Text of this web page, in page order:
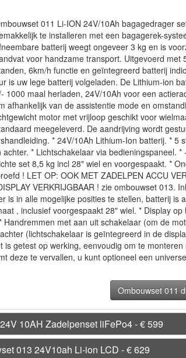
011 Li-ION 24V/10Ah bagagedrager
te installeren met een bagagerek-
batterij weegt ongeveer 3 kg en is
voor handzame transport. Uitgevoerd met
6km/h functie en geïntegreerd batterij
is uw lege batterij volgeladen. De Lithium-ion
1000 maal herladen, 24V/10Ah voor een
afhankelijk van de assistentie mode en
motor met vrijloop geschikt voor
meegeleverd. De aandrijving wordt
* 24V/10Ah Lithium-Ion batterij. * 5
* Lichtschakelaar via bedieningspaneel. *
set 8,5 kg incl 28" wiel en voorgespaakt. *
! LET OP: OOK MET ZADELPEN ACCU
VERKRIJGBAAR ! zie ombouwset 013.
is in alle mogelijke posities te stellen, batterij is
, inclusief voorgespaakt 28" wiel. * Display
met aan uit schakelaar (om de
(lichtschakelaar is geïntegreerd in de
is getest op werking, eenvoudig om te
deze te vervallen, u kunt optioneel een
Ombouwset 011
10AH Zadelpenset liFePo4 - € 599
013 24V10ah Li-ion LCD - € 629